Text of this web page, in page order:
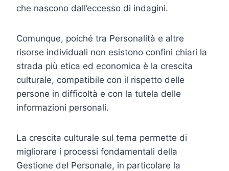
che nascono dall’eccesso di indagini.
Comunque, poiché tra Personalità e altre
risorse individuali non esistono confini chiari la
strada più etica ed economica è la crescita
culturale, compatibile con il rispetto delle
persone in difficoltà e con la tutela delle
informazioni personali.
La crescita culturale sul tema permette di
migliorare i processi fondamentali della
Gestione del Personale, in particolare la